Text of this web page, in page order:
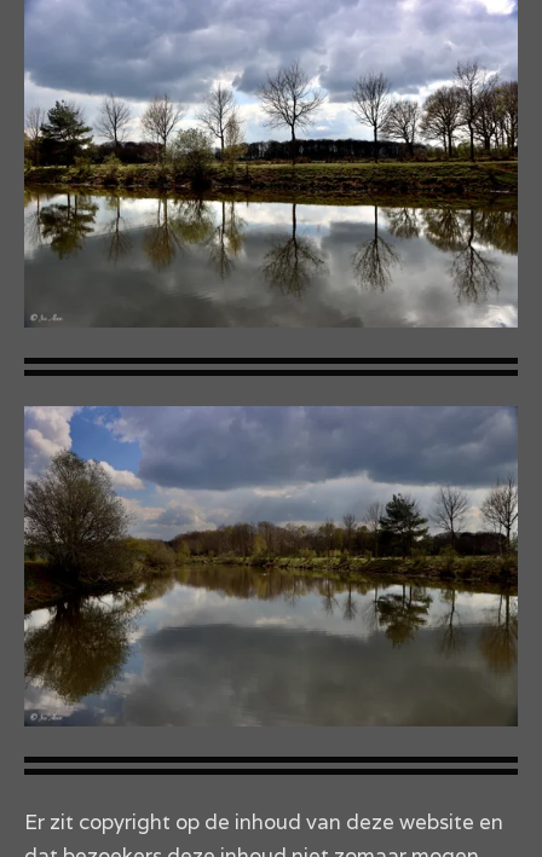
Er zit copyright op de inhoud van deze website en